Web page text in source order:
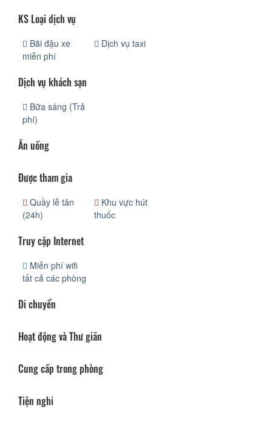
KS Loại dịch vụ
Bãi đậu xe
miễn phí
Dịch vụ taxi
Dịch vụ khách sạn
Bữa sáng (Trả
phí)
Ăn uống
Được tham gia
Quầy lễ tân
(24h)
Khu vực hút
thuốc
Truy cập Internet
Miễn phí wifi
tất cả các phòng
Di chuyển
Hoạt động và Thư giãn
Cung cấp trong phòng
Tiện nghi